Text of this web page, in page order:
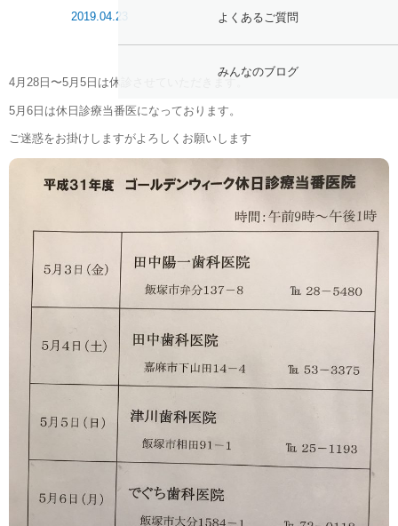
よくあるご質問
みんなのブログ
2019.04.23
4月28日〜5月5日は休診させていただきます。
5月6日は休日診療当番医になっております。
ご迷惑をお掛けしますがよろしくお願いします